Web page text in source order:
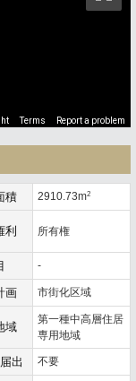
Terms Report a problem
積 2910.73m2
利 所有権
-
画 市街化区域
域
第一種中高層住居
専用地域
出 不要